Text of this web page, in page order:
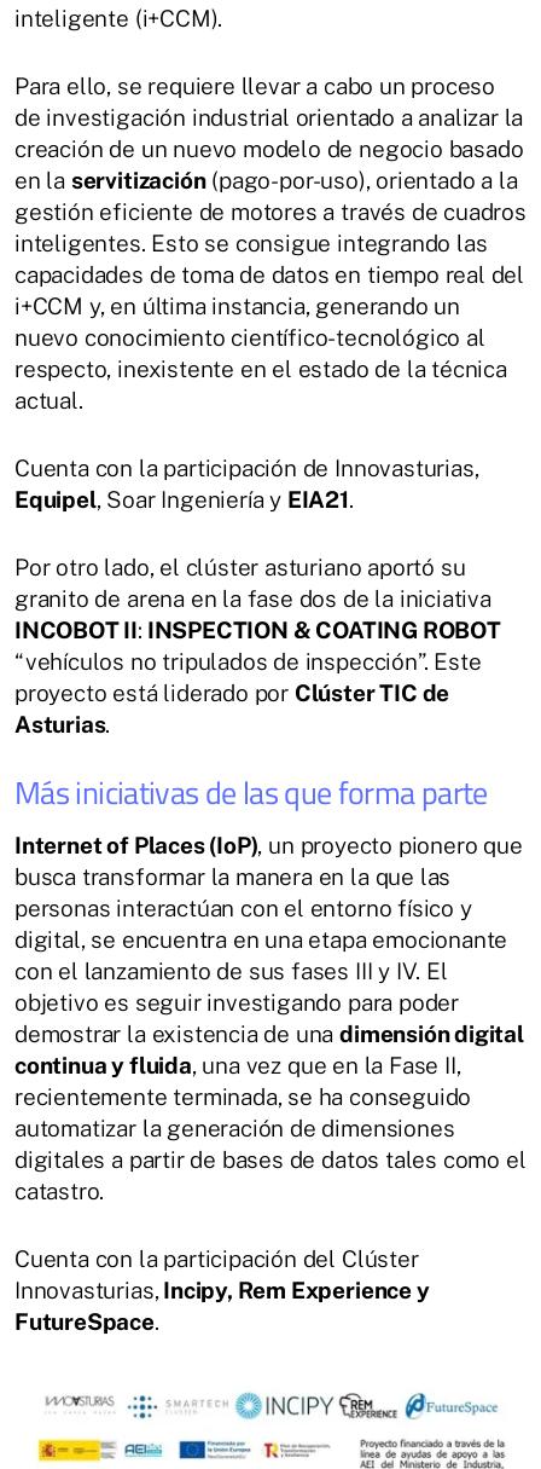
inteligente (i+CCM).
Para ello, se requiere llevar a cabo un proceso
de investigación industrial orientado a analizar la
creación de un nuevo modelo de negocio basado
en la servitización(pago-por-uso), orientado a la
gestión eficiente de motores a través de cuadros
inteligentes. Esto se consigue integrando las
capacidades de toma de datos en tiempo real del
i+CCM y, en última instancia, generando un
nuevo conocimiento científico-tecnológico al
respecto, inexistente en el estado de la técnica
actual.
Cuenta con la participación de Innovasturias,
Equipel, Soar Ingeniería y EIA21.
Por otro lado, el clúster asturiano aportó su
granito de arena en la fase dos de la iniciativa
INCOBOT II: INSPECTION & COATING ROBOT
“vehículos no tripulados de inspección”. Este
proyecto está liderado por Clúster TIC de
Asturias.
Más iniciativas de las que forma parte
Internet of Places (IoP), un proyecto pionero que
busca transformar la manera en la que las
personas interactúan con el entorno físico y
digital, se encuentra en una etapa emocionante
con el lanzamiento de sus fases III y IV. El
objetivo es seguir investigando para poder
demostrar la existencia de unadimensión digital
continua y fluida, una vez que en la Fase II,
recientemente terminada, se ha conseguido
automatizar la generación de dimensiones
digitales a partir de bases de datos tales como el
catastro.
Cuenta con la participación del Clúster
Innovasturias, Incipy, Rem Experience y
FutureSpace.